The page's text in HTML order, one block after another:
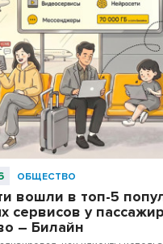
ОБЩЕСТВО
вошли в топ-5
сервисов у
– Билайн